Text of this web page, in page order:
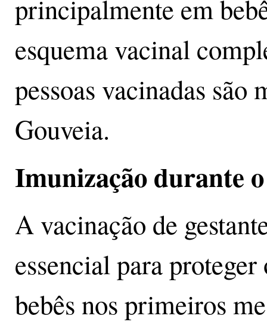
principalmente em
esquema vacinal
pessoas vacinadas são
Gouveia.
Imunização durante
A vacinação de
essencial para proteger
bebês nos primeiros